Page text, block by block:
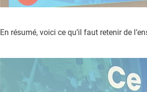
En résumé, voici ce qu’il faut retenir de